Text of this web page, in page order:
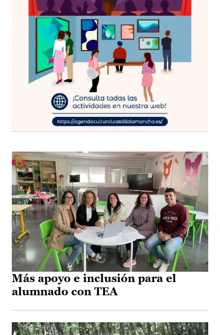
Más apoyo e inclusión para el
alumnado con TEA